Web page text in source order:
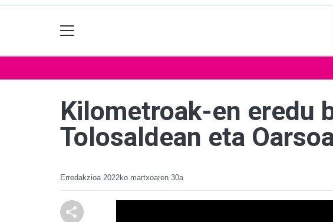
Kilometroak-en eredu
Tolosaldean eta
Erredakzioa 2022ko martxoaren 30a